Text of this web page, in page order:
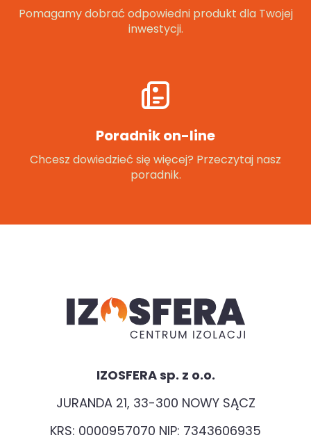
Pomagamy dobrać odpowiedni produkt dla Twojej
inwestycji.
Poradnik on-line
Chcesz dowiedzieć się więcej? Przeczytaj nasz
poradnik.
IZOSFERA sp. z o.o.
JURANDA 21, 33-300 NOWY SĄCZ
KRS: 0000957070 NIP: 7343606935